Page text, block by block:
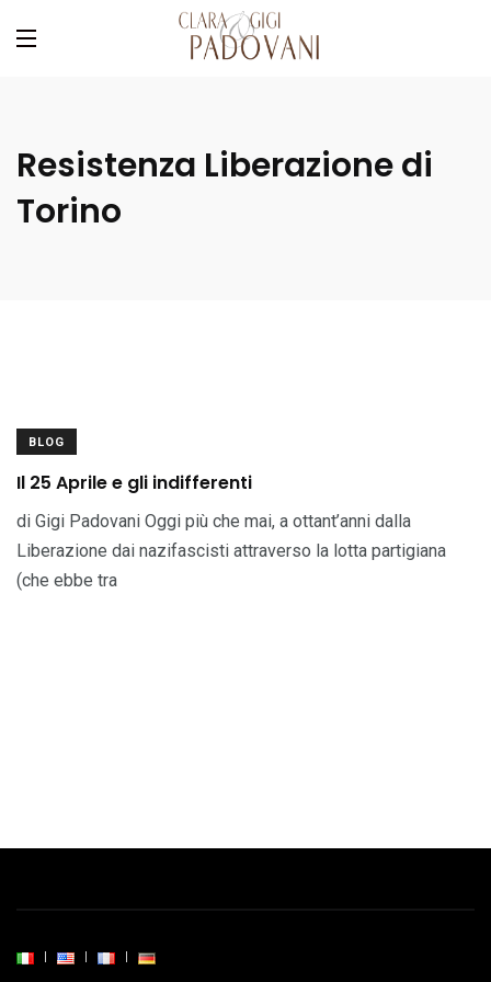
Resistenza Liberazione di
Torino
BLOG
Il 25 Aprile e gli indifferenti
di Gigi Padovani Oggi più che mai, a ottant’anni dalla
Liberazione dai nazifascisti attraverso la lotta partigiana
(che ebbe tra